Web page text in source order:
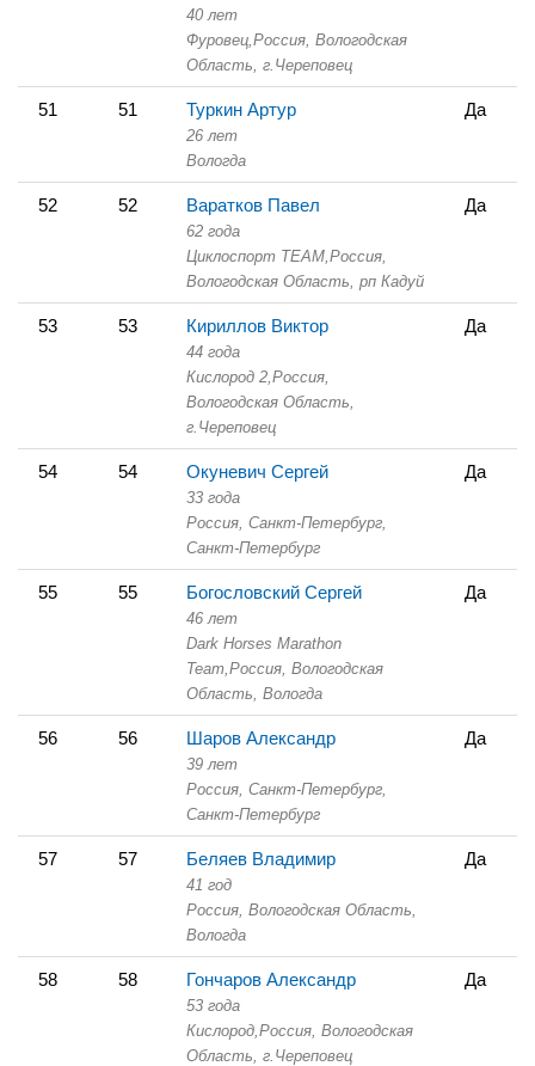
40 лет
Фуровец, Россия, Вологодская
Область, г.Череповец
51 51 Туркин Артур
26 лет
Вологда
Да
52 52 Варатков Павел
62 года
Циклоспорт TEAM, Россия,
Вологодская Область, рп Кадуй
Да
53 53 Кириллов Виктор
44 года
Кислород 2, Россия,
Вологодская Область,
г.Череповец
Да
54 54 Окуневич Сергей
33 года
Россия, Санкт-Петербург,
Санкт-Петербург
Да
55 55 Богословский Сергей
46 лет
Dark Horses Marathon
Team, Россия, Вологодская
Область, Вологда
Да
56 56 Шаров Александр
39 лет
Россия, Санкт-Петербург,
Санкт-Петербург
Да
57 57 Беляев Владимир
41 год
Россия, Вологодская Область,
Вологда
Да
58 58 Гончаров Александр
53 года
Кислород, Россия, Вологодская
Область, г.Череповец
Да